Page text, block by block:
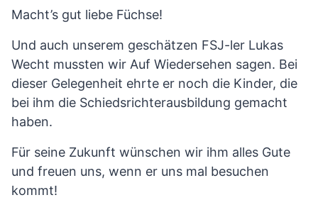
Macht’s gut liebe Füchse!
Und auch unserem geschätzen FSJ-ler Lukas
Wecht mussten wir Auf Wiedersehen sagen. Bei
dieser Gelegenheit ehrte er noch die Kinder, die
bei ihm die Schiedsrichterausbildung gemacht
haben.
Für seine Zukunft wünschen wir ihm alles Gute
und freuen uns, wenn er uns mal besuchen
kommt!